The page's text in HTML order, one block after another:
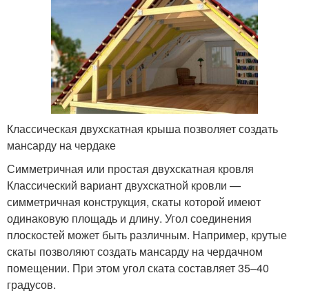
Крыши с разными
скатами
Крыша с навесом
Двускатный навес
Классическая двухскатная крыша позволяет создать
мансарду на чердаке
Симметричная или простая двухскатная кровля
Классический вариант двухскатной кровли —
симметричная конструкция, скаты которой имеют
одинаковую площадь и длину. Угол соединения
плоскостей может быть различным. Например, крутые
скаты позволяют создать мансарду на чердачном
помещении. При этом угол ската составляет 35–40
градусов.